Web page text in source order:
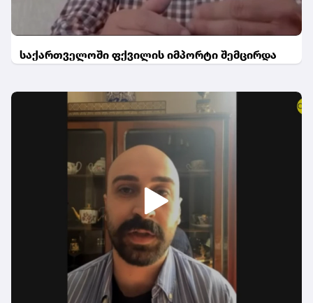
საქართველოში ფქვილის იმპორტი შემცირდა